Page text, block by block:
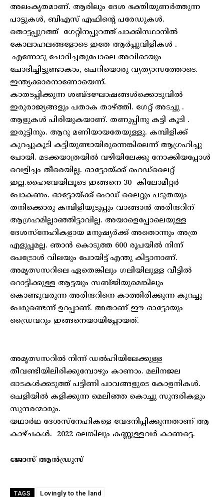
അലംകൃതമാണ്. ആരിലും ദേശ ഭക്തിയുണർത്തുന്ന
പാട്ടുകൾ, ബിഎസ് എഫിന്റെ പരേഡുകൾ.
തൊട്ടപ്പുറത്ത് ഗേറ്റിനപ്പുറത്ത് പാക്കിസ്ഥാനിൽ
കോലാഹലങ്ങളോടെ ഇതേ ആർപ്പുവിളികൾ .
എന്നോടു ചോദിച്ചതുപോലെ അവിടെയും
ചോദിച്ചിട്ടുണ്ടാകാം, ചെറിയൊരു വ്യത്യാസത്തോടെ.
ഇന്ത്യക്കാരനാണോയെന്ന്.
കാതടപ്പിക്കുന്ന ശബ്ദഘോഷങ്ങൾക്കൊടുവിൽ
ഇരുരാജ്യങ്ങളും പതാക താഴ്ത്തി. ഗേറ്റ് അടച്ചു .
ആളുകൾ പിരിയുകയാണ്. തണുപ്പിനു കട്ടി കൂടി .
ഇരുട്ടിനും. ആറു മണിയായതേയുള്ളു. കമ്പിളിക്ക്
കുറച്ചുകൂടി കട്ടിയുണ്ടായിരുന്നെങ്കിലെന്ന് ആഗ്രഹിച്ചു
പോയി. മടക്കയാത്രയിൽ വഴിയിലേക്കു നോക്കിയപ്പോൾ
വെളിച്ചം തീരെയില്ല. ഓട്ടോയ്ക്ക് ഹെഡ്‌ലൈറ്റ്
ഇല്ല.ഹൈവേയിലൂടെ ഇങ്ങനെ 30 കിലോമീറ്റർ
പോകണം. ഓട്ടോയ്ക്ക് ഹെഡ് ലൈറ്റും പടുതയും
തനിക്കൊരു കമ്പിളിയുടുപ്പും വാങ്ങാൻ അരിന്ദറിന്
ആഗ്രഹമില്ലാഞ്ഞിട്ടാവില്ല. അയാളെപ്പോലെയുള്ള
ദേശസ്‌നേഹികളായ മനുഷ്യർക്ക് അതൊന്നും അത്ര
എളുപ്പമല്ല. ഞാൻ കൊടുത്ത 600 രൂപയിൽ നിന്ന്
പെട്രോൾ വിലയും പോയിട്ട് എന്തു കിട്ടാനാണ്.
അമൃത്സസറിലെ ഏതെങ്കിലും ഗലിയിലുള്ള വീട്ടിൽ
റൊട്ടിക്കുള്ള ആട്ടയും സബ്ജിയുമെങ്കിലും
കൊണ്ടുവരുന്ന അരിന്ദറിനെ കാത്തിരിക്കുന്ന കുറച്ചു
പേരുണ്ടെന്ന് ഉറപ്പാണ്. അതാണ് ഈ ഓട്ടോയും
ഡ്രൈവറും ഇങ്ങനെയായിപ്പോയത്.
അമൃത്സസറിൽ നിന്ന് ഡൽഹിയിലേക്കുള്ള
തീവണ്ടിയിലിരിക്കുമ്പോഴും കാണാം. മലിനജല
ഓടകൾക്കടുത്ത് പട്ടിണി പാവങ്ങളുടെ കോളനികൾ.
ചെളിയിൽ കളിക്കുന്ന മെലിഞ്ഞ കൊച്ചു സുന്ദരികളും
സുന്ദരന്മാരും.
യഥാർഥ ദേശസ്‌നേഹികളെ വേദനിപ്പിക്കുന്നതാണ് ആ
കാഴ്ചകൾ. 2022 ലെങ്കിലും കണ്ണുള്ളവർ കാണട്ടെ.
ജോസ് ആൻഡ്രുസ്
TAGS Lovingly to the land